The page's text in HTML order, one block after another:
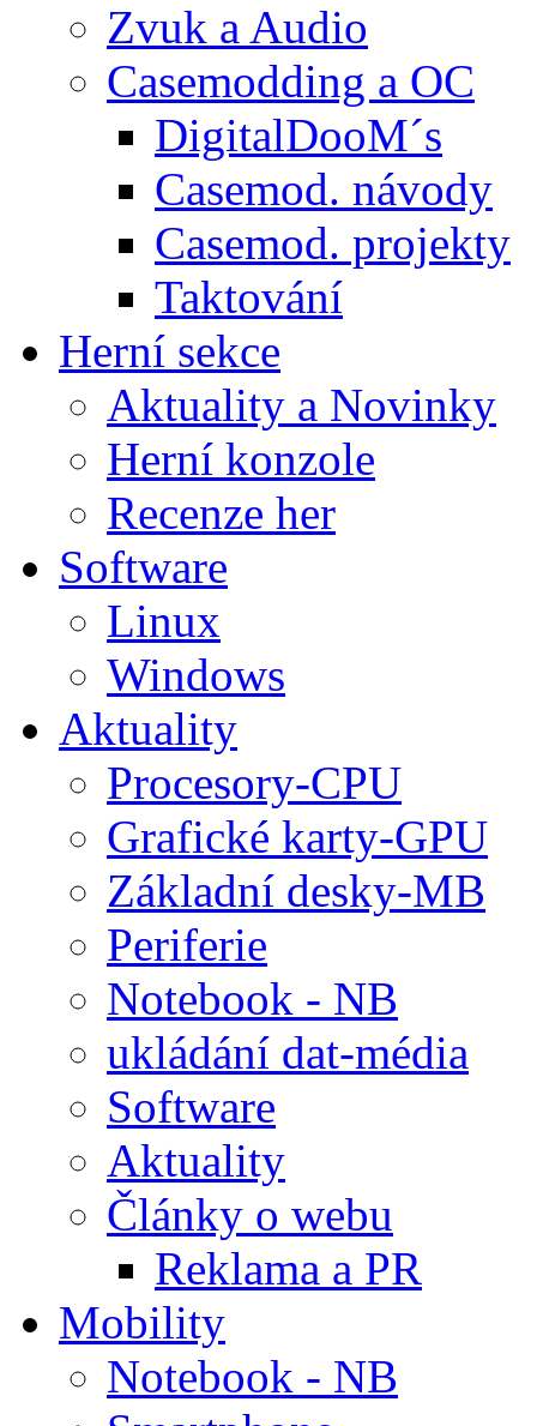
Zvuk a Audio
Casemodding a OC
DigitalDooM´s
Casemod. návody
Casemod. projekty
Taktování
Herní sekce
Aktuality a Novinky
Herní konzole
Recenze her
Software
Linux
Windows
Aktuality
Procesory-CPU
Grafické karty-GPU
Základní desky-MB
Periferie
Notebook - NB
ukládání dat-média
Software
Aktuality
Články o webu
Reklama a PR
Mobility
Notebook - NB